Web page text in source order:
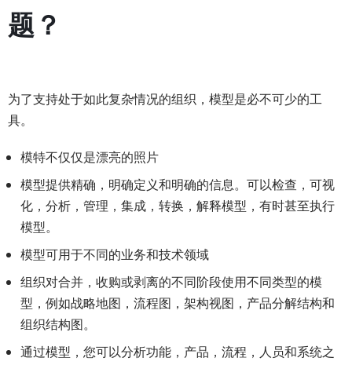
题？
为了支持处于如此复杂情况的组织，模型是必不可少的工
具。
模特不仅仅是漂亮的照片
模型提供精确，明确定义和明确的信息。可以检查，可视
化，分析，管理，集成，转换，解释模型，有时甚至执行
模型。
模型可用于不同的业务和技术领域
组织对合并，收购或剥离的不同阶段使用不同类型的模
型，例如战略地图，流程图，架构视图，产品分解结构和
组织结构图。
通过模型，您可以分析功能，产品，流程，人员和系统之